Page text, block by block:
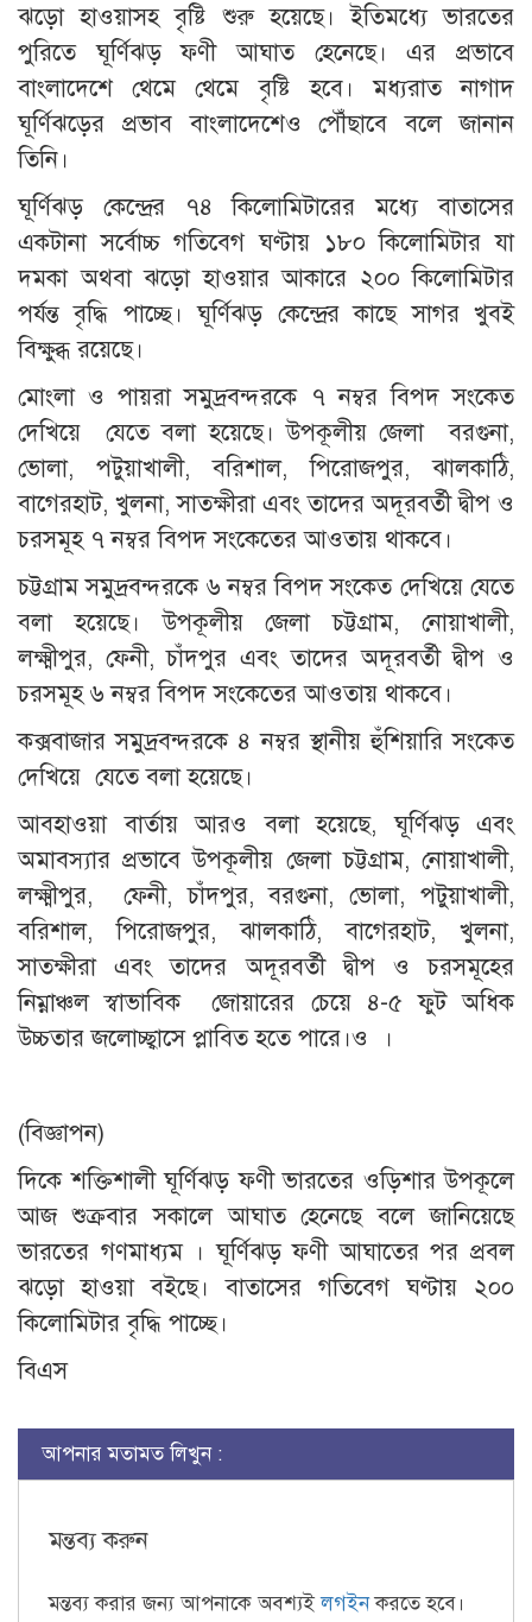
ঝড়ো হাওয়াসহ বৃষ্টি শুরু হয়েছে। ইতিমধ্যে ভারতের
পুরিতে ঘূর্ণিঝড় ফণী আঘাত হেনেছে। এর প্রভাবে
বাংলাদেশে থেমে থেমে বৃষ্টি হবে। মধ্যরাত নাগাদ
ঘূর্ণিঝড়ের প্রভাব বাংলাদেশেও পৌঁছাবে বলে জানান
তিনি।
ঘূর্ণিঝড় কেন্দ্রের ৭৪ কিলোমিটারের মধ্যে বাতাসের
একটানা সর্বোচ্চ গতিবেগ ঘণ্টায় ১৮০ কিলোমিটার যা
দমকা অথবা ঝড়ো হাওয়ার আকারে ২০০ কিলোমিটার
পর্যন্ত বৃদ্ধি পাচ্ছে। ঘূর্ণিঝড় কেন্দ্রের কাছে সাগর খুবই
বিক্ষুব্ধ রয়েছে।
মোংলা ও পায়রা সমুদ্রবন্দরকে ৭ নম্বর বিপদ সংকেত
দেখিয়ে যেতে বলা হয়েছে। উপকূলীয় জেলা বরগুনা,
ভোলা, পটুয়াখালী, বরিশাল, পিরোজপুর, ঝালকাঠি,
বাগেরহাট, খুলনা, সাতক্ষীরা এবং তাদের অদূরবর্তী দ্বীপ ও
চরসমূহ ৭ নম্বর বিপদ সংকেতের আওতায় থাকবে।
চট্টগ্রাম সমুদ্রবন্দরকে ৬ নম্বর বিপদ সংকেত দেখিয়ে যেতে
বলা হয়েছে। উপকূলীয় জেলা চট্টগ্রাম, নোয়াখালী,
লক্ষ্মীপুর, ফেনী, চাঁদপুর এবং তাদের অদূরবর্তী দ্বীপ ও
চরসমূহ ৬ নম্বর বিপদ সংকেতের আওতায় থাকবে।
কক্সবাজার সমুদ্রবন্দরকে ৪ নম্বর স্থানীয় হুঁশিয়ারি সংকেত
দেখিয়ে যেতে বলা হয়েছে।
আবহাওয়া বার্তায় আরও বলা হয়েছে, ঘূর্ণিঝড় এবং
অমাবস্যার প্রভাবে উপকূলীয় জেলা চট্টগ্রাম, নোয়াখালী,
লক্ষ্মীপুর, ফেনী, চাঁদপুর, বরগুনা, ভোলা, পটুয়াখালী,
বরিশাল, পিরোজপুর, ঝালকাঠি, বাগেরহাট, খুলনা,
সাতক্ষীরা এবং তাদের অদূরবর্তী দ্বীপ ও চরসমূহের
নিম্নাঞ্চল স্বাভাবিক জোয়ারের চেয়ে ৪-৫ ফুট অধিক
উচ্চতার জলোচ্ছ্বাসে প্লাবিত হতে পারে।ও ।
(বিজ্ঞাপন)
দিকে শক্তিশালী ঘূর্ণিঝড় ফণী ভারতের ওড়িশার উপকূলে
আজ শুক্রবার সকালে আঘাত হেনেছে বলে জানিয়েছে
ভারতের গণমাধ্যম । ঘূর্ণিঝড় ফণী আঘাতের পর প্রবল
ঝড়ো হাওয়া বইছে। বাতাসের গতিবেগ ঘণ্টায় ২০০
কিলোমিটার বৃদ্ধি পাচ্ছে।
বিএস
আপনার মতামত লিখুন :
মন্তব্য করুন
মন্তব্য করার জন্য আপনাকে অবশ্যইলগইনকরতে হবে।